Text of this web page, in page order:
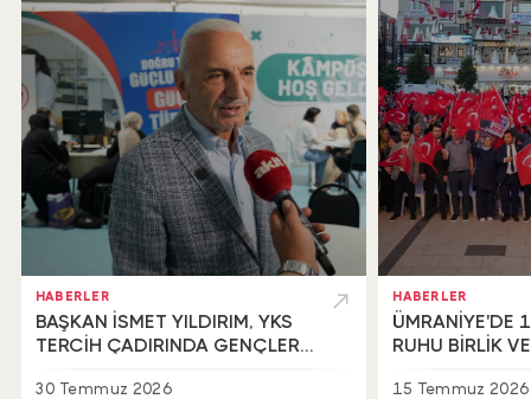
HABERLER
BAŞKAN İSMET YILDIRIM, YKS
TERCİH ÇADIRINDA GENÇLERLE
30 Temmuz 2026
HABERLER
ÜMRANİYE'DE
RUHU BİRLİK
15 Temmuz 2026